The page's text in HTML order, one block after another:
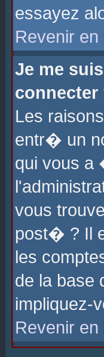
essayez
Revenir
Je me
connecter
Les
entr� un
qui vous
vous
post� ? Il
les
de la base
impliquez-
Revenir